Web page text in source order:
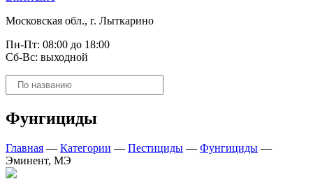
Московская обл., г. Лыткарино
Пн-Пт: 08:00 до 18:00
Сб-Вс: выходной
Поиск
товаров
Фунгициды
Главная — Категории — Пестициды — Фунгициды —
Эминент, МЭ